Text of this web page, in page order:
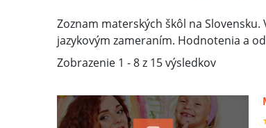
Zoznam materských škôl na
jazykovým zameraním. Hodnotenia a
Zobrazenie 1 - 8 z 15 výsledkov